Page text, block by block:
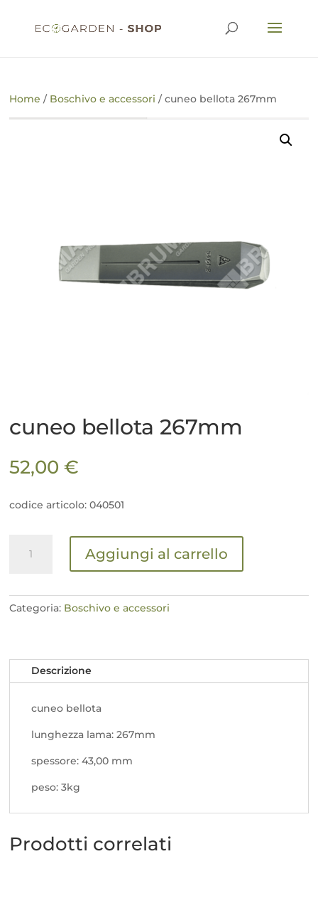
Home / Boschivo e accessori / cuneo bellota 267mm
cuneo bellota 267mm
52,00€
codice articolo: 040501
bellota
Aggiungi al carrello
Categoria: Boschivo e accessori
Descrizione
cuneo bellota
lunghezza lama: 267mm
spessore: 43,00 mm
peso: 3kg
Prodotti correlati